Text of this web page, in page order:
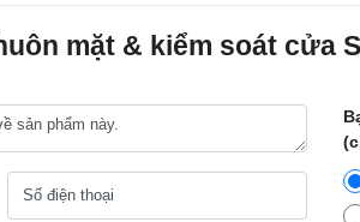
mặt & kiểm soát cửa